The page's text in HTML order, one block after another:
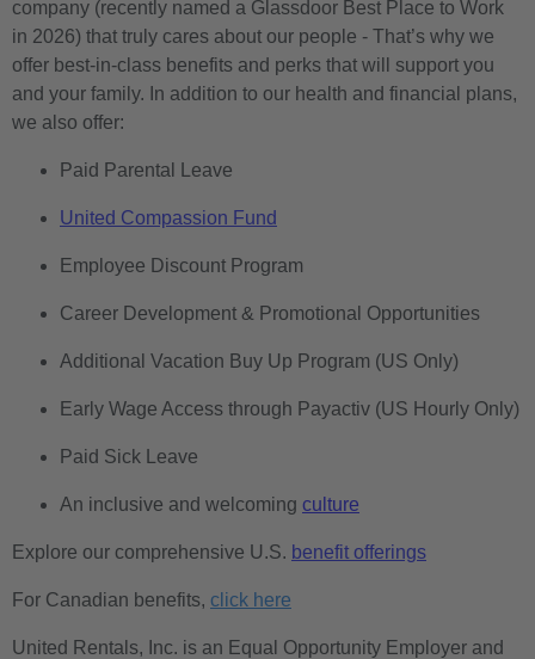
company (recently named a Glassdoor Best Place to Work
in 2026) that truly cares about our people - That’s why we
offer best-in-class benefits and perks that will support you
and your family. In addition to our health and financial plans,
we also offer:
Paid Parental Leave
United Compassion Fund
Employee Discount Program
Career Development & Promotional Opportunities
Additional Vacation Buy Up Program (US Only)
Early Wage Access through Payactiv (US Hourly Only)
Paid Sick Leave
An inclusive and welcoming culture
Explore our comprehensive U.S. benefit offerings
For Canadian benefits, click here
United Rentals, Inc. is an Equal Opportunity Employer and